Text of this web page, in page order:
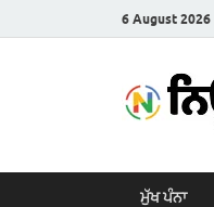
6 August 2026
ਮੁੱਖ ਪੰਨਾ